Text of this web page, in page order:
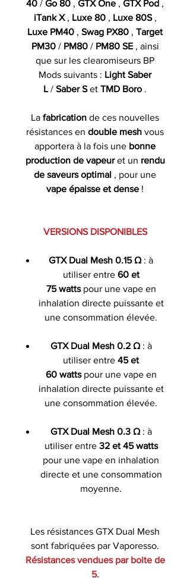
40 / Go 80 , GTX One , GTX Pod ,
iTank X, Luxe 80, Luxe 80S,
Luxe PM40 , Swag PX80 , Target
PM30/ PM80/ PM80 SE, ainsi
que sur les clearomiseurs BP
Mods suivants : Light Saber
L/ Saber Set TMD Boro .
La fabrication de ces nouvelles
résistances en double mesh vous
apportera à la fois une bonne
production de vapeuret un rendu
de saveurs optimal , pour une
vape épaisse et dense !
VERSIONS DISPONIBLES
GTX Dual Mesh 0.15 Ω : à
utiliser entre 60 et
75 watts pour une vape en
inhalation directe puissante et
une consommation élevée.
GTX Dual Mesh 0.2 Ω: à
utiliser entre 45 et
60 watts pour une vape en
inhalation directe puissante et
une consommation élevée.
GTX Dual Mesh 0.3 Ω: à
utiliser entre 32 et 45 watts
pour une vape en inhalation
directe et une consommation
moyenne.
Les résistances GTX Dual Mesh
sont fabriquées par Vaporesso.
Résistances vendues par boite de
5.